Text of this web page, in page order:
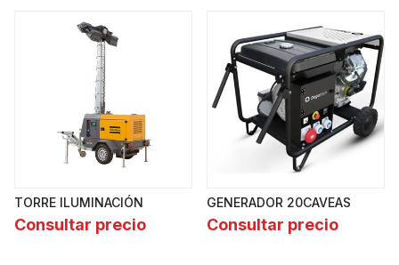
TORRE ILUMINACIÓN
Consultar precio
GENERADOR 20CAVEAS
Consultar precio